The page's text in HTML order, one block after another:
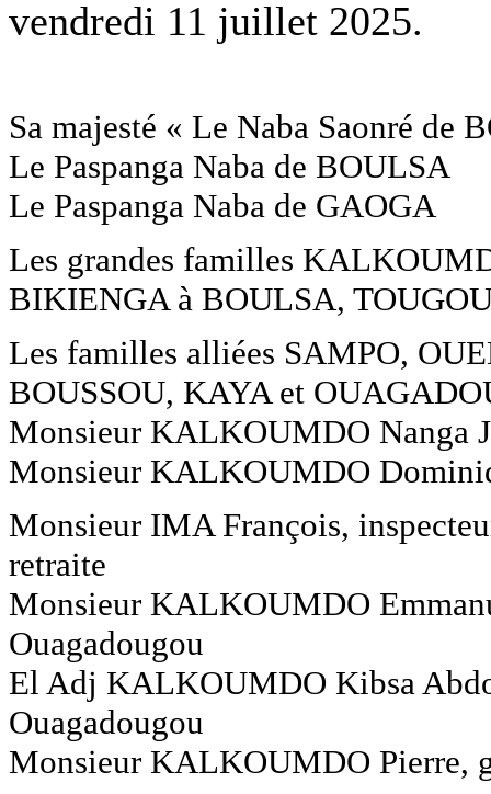
vendredi 11 juillet 2025.
Sa majesté « Le Naba Saonré de
Le Paspanga Naba de BOULSA
Le Paspanga Naba de GAOGA
Les grandes familles
BIKIENGA à BOULSA,
Les familles alliées SAMPO,
BOUSSOU, KAYA et
Monsieur KALKOUMDO Nanga
Monsieur KALKOUMDO
Monsieur IMA François,
retraite
Monsieur KALKOUMDO
Ouagadougou
El Adj KALKOUMDO Kibsa
Ouagadougou
Monsieur KALKOUMDO Pierre,